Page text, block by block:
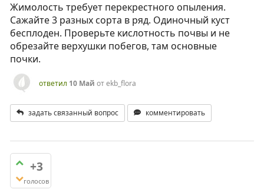
Жимолость требует перекрестного опыления.
Сажайте 3 разных сорта в ряд. Одиночный куст
бесплоден. Проверьте кислотность почвы и не
обрезайте верхушки побегов, там основные
почки.
ответил 10 Май отekb_flora
задать связанный вопрос комментировать
+3
голосов